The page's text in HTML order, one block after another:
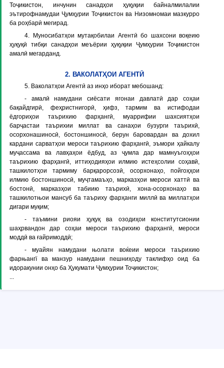
Тоҷикистон, инчунин санадҳои ҳуқуқии байналмилалии
эътирофнамудаи Ҷумҳурии Тоҷикистон ва Низомномаи мазкурро
ба роҳбарӣ мегирад.
4. Муносибатҳои мутақобилаи Агентӣ бо шахсони воқеию
ҳуқуқӣ тибқи санадҳои меъёрии ҳуқуқии Ҷумҳурии Тоҷикистон
амалӣ мегарданд.
2. ВАКОЛАТҲОИ АГЕНТӢ
5. Ваколатҳои Агентӣ аз инҳо иборат мебошанд:
- амалӣ намудани сиёсати ягонаи давлатӣ дар соҳаи
бақайдгирӣ, феҳристнигорӣ, ҳифз, тармим ва истифодаи
ёдгориҳои таърихию фарҳангӣ, муаррифии шахсиятҳои
барҷастаи таърихии миллат ва санаҳои бузурги таърихӣ,
осорхонашиносӣ, бостоншиносӣ, берун баровардан ва дохил
кардани сарватҳои мероси таърихию фарҳангӣ, эъмори ҳайкалу
муҷассама ва лавҳаҳои ёдбуд, аз ҷумла дар мамнуъгоҳҳои
таърихию фарҳангӣ, иттиҳодияҳои илмию истеҳсолии соҳавӣ,
ташкилотҳои тармиму барқарорсозӣ, осорхонаҳо, пойгоҳҳои
илмию бостоншиносӣ, муҷтамаъҳо, марказҳои мероси хаттӣ ва
бостонӣ, марказҳои табиию таърихӣ, хона-осорхонаҳо ва
ташкилотњои мансуб ба таъриху фарҳанги миллӣ ва миллатҳои
дигари муқим;
- таъмини риояи ҳуқуқ ва озодиҳои конститутсионии
шаҳрвандон дар соҳаи мероси таърихию фарҳангӣ, мероси
моддӣ ва ғайримоддӣ;
- муайян намудани њолати воќеии мероси таърихию
фарњангї ва манзур намудани пешниҳоду таклифҳо оид ба
идоракунии онҳо ба Ҳукумати Ҷумҳурии Тоҷикистон;
...